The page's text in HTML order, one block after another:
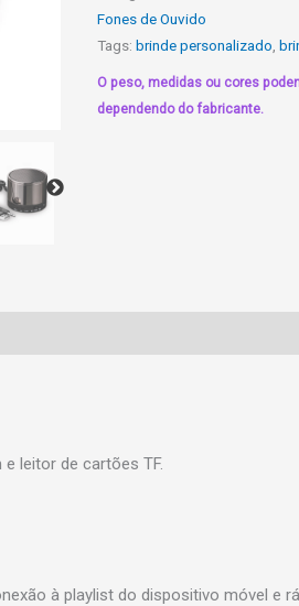
quantidade
Fones de Ouvido
Tags:brinde personalizado ,
O peso, medidas ou cores
dependendo do fabricante.
leitor de cartões TF.
à playlist do dispositivo móvel e